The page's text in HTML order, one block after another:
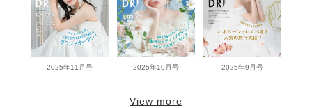
2025年11月号 2025年10月号 2025年9月号
View more